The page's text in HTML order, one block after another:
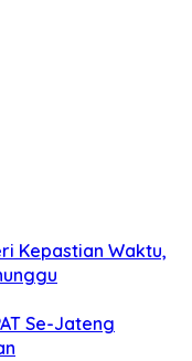
Kepastian Waktu,
Se-Jateng